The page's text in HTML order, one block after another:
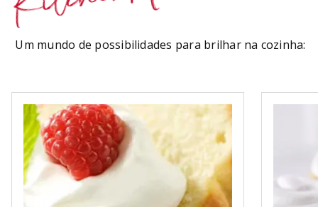
Um mundo de possibilidades para brilhar na cozinha: